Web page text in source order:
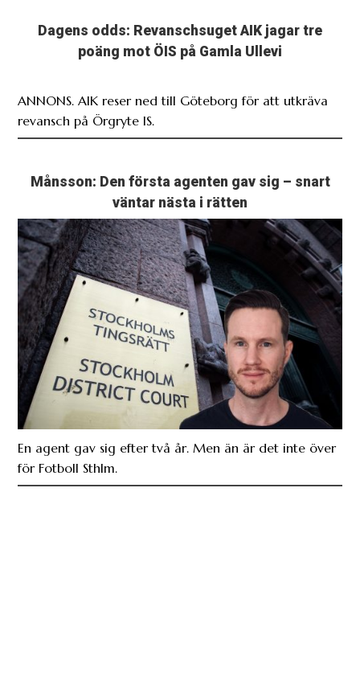
Dagens odds: Revanschsuget AIK jagar tre
poäng mot ÖIS på Gamla Ullevi
ANNONS. AIK reser ned till Göteborg för att utkräva
revansch på Örgryte IS.
Månsson: Den första agenten gav sig – snart
väntar nästa i rätten
En agent gav sig efter två år. Men än är det inte över
för Fotboll Sthlm.